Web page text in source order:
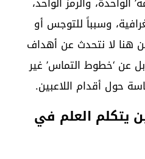
وسبباً للتوجس أو
هنا لا نتحدث عن أهداف
عن ‘خطوط التماس’ غير
حول أقدام اللاعبين.
يتكلم العلم في